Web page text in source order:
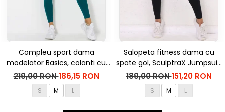
Compleu sport dama
modelator Basics, colanti cu
bluza, Verde
219,00 RON186,15 RON
S M L
Salopeta fitness dama cu
spate gol, SculptraX Jumpsuit,
Negru
189,00 RON151,20 RON
S M L